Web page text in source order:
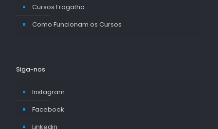
Cursos Fragatha
Como Funcionam os Cursos
Siga-nos
Instagram
Facebook
Linkedin